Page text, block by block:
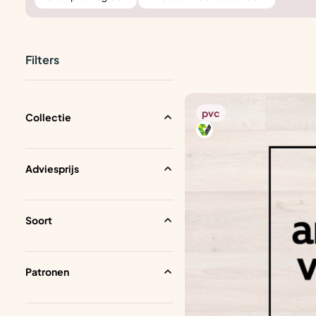
Filters
Collectie
Adviesprijs
Soort
Patronen
pvc